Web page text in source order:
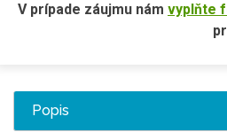
V prípade záujmu nám vyplňte
Popis